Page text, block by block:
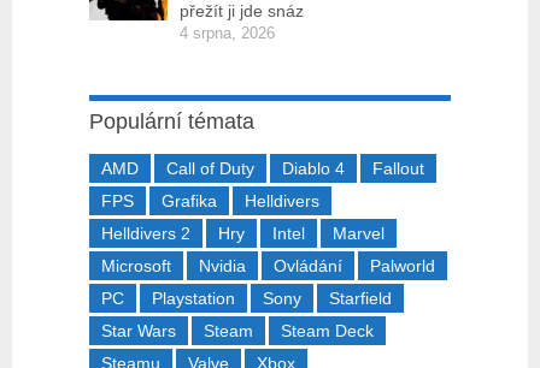
přežít ji jde snáz
4 srpna, 2026
Populární témata
AMD Call of Duty Diablo 4
Fallout
FPS
Grafika
Helldivers
Helldivers 2
Hry Intel
Marvel
Microsoft
Nvidia Ovládání
Palworld
PC
Playstation Sony
Starfield
Star Wars
Steam
Steam Deck
Steamu
Valve Xbox